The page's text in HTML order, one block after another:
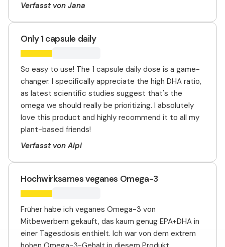
Verfasst von Jana
Only 1 capsule daily
So easy to use! The 1 capsule daily dose is a game-
changer. I specifically appreciate the high DHA ratio,
as latest scientific studies suggest that's the
omega we should really be prioritizing. I absolutely
love this product and highly recommend it to all my
plant-based friends!
Verfasst von Alpi
Hochwirksames veganes Omega-3
Früher habe ich veganes Omega-3 von
Mitbewerbern gekauft, das kaum genug EPA+DHA in
einer Tagesdosis enthielt. Ich war von dem extrem